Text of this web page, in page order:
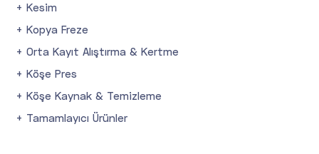
+ Kesim
+ Kopya Freze
+ Orta Kayıt Alıştırma & Kertme
+ Köşe Pres
+ Köşe Kaynak & Temizleme
+ Tamamlayıcı Ürünler